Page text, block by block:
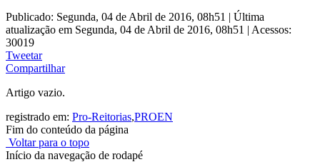
Publicado: Segunda, 04 de Abril de 2016, 08h51 | Última
atualização em Segunda, 04 de Abril de 2016, 08h51 | Acessos:
30019
Tweetar
Compartilhar
Artigo vazio.
registrado em: Pro-Reitorias,PROEN
Fim do conteúdo da página
Voltar para o topo
Início da navegação de rodapé